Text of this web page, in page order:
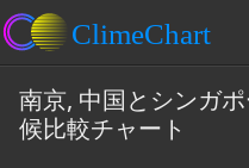
南京, 中国とシンガ
候比較チャート